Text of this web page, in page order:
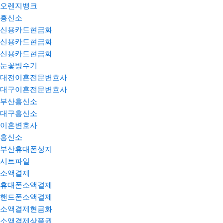
오렌지뱅크
흥신소
신용카드현금화
신용카드현금화
신용카드현금화
눈꽃빙수기
대전이혼전문변호사
대구이혼전문변호사
부산흥신소
대구흥신소
이혼변호사
흥신소
부산휴대폰성지
시트파일
소액결제
휴대폰소액결제
핸드폰소액결제
소액결제현금화
소액결제상품권